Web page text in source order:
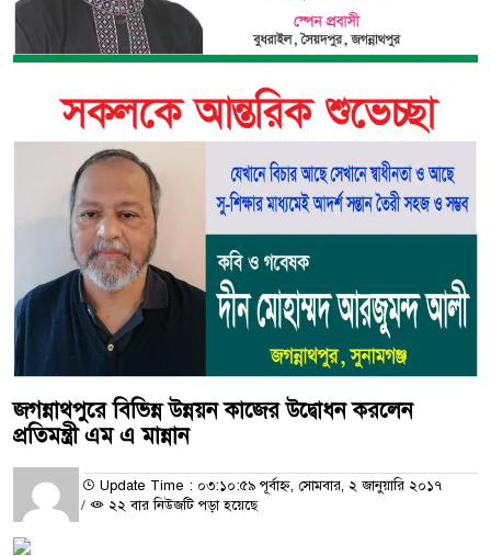
জগন্নাথপুরে বিভিন্ন উন্নয়ন কাজের উদ্বোধন করলেন
প্রতিমন্ত্রী এম এ মান্নান
Update Time : ০৩:১০:৫৯ পূর্বাহ্ন, সোমবার, ২ জানুয়ারি ২০১৭
/
২২ বার নিউজটি পড়া হয়েছে